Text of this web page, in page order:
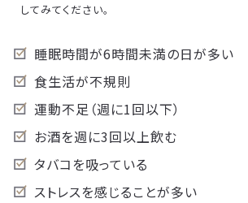
してみてください。
睡眠時間が6時間未満の日が多い
食生活が不規則
運動不足（週に1回以下）
お酒を週に3回以上飲む
タバコを吸っている
ストレスを感じることが多い